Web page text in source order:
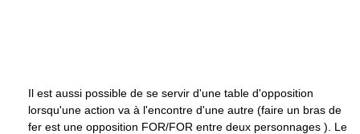
Il est aussi possible de se servir d'une table d'opposition
lorsqu'une action va à l'encontre d'une autre (faire un bras de
fer est une opposition FOR/FOR entre deux personnages ). Le